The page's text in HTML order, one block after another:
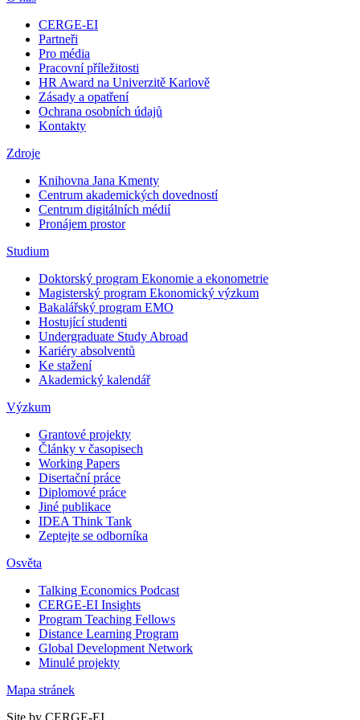
CERGE-EI
Partneři
Pro média
Pracovní příležitosti
HR Award na Univerzitě Karlově
Zásady a opatření
Ochrana osobních údajů
Kontakty
Zdroje
Knihovna Jana Kmenty
Centrum akademických dovedností
Centrum digitálních médií
Pronájem prostor
Studium
Doktorský program Ekonomie a ekonometrie
Magisterský program Ekonomický výzkum
Bakalářský program EMO
Hostující studenti
Undergraduate Study Abroad
Kariéry absolventů
Ke stažení
Akademický kalendář
Výzkum
Grantové projekty
Články v časopisech
Working Papers
Disertační práce
Diplomové práce
Jiné publikace
IDEA Think Tank
Zeptejte se odborníka
Osvěta
Talking Economics Podcast
CERGE-EI Insights
Program Teaching Fellows
Distance Learning Program
Global Development Network
Minulé projekty
Mapa stránek
Site by CERGE-EI